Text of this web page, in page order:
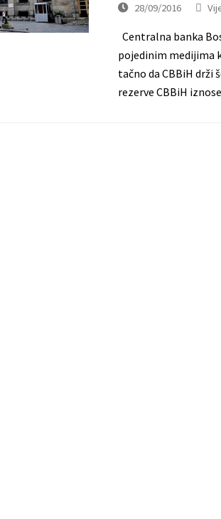
28/09/2016
Centralna banka
pojedinim medijima
tačno da CBBiH drži
rezerve CBBiH